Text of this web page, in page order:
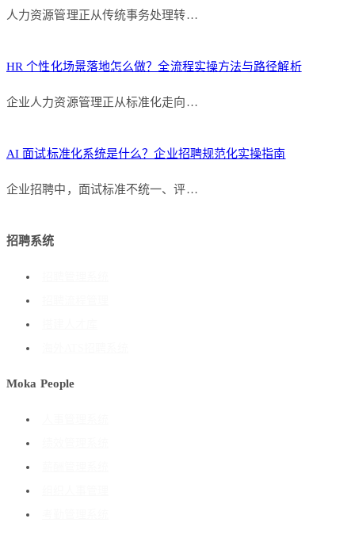
人力资源管理正从传统事务处理转…
HR 个性化场景落地怎么做？全流程实操方法与路径解析
企业人力资源管理正从标准化走向…
AI 面试标准化系统是什么？企业招聘规范化实操指南
企业招聘中，面试标准不统一、评…
招聘系统
Moka People